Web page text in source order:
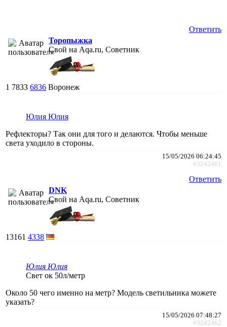
Ответить
Торопыжка
Свой на Aqa.ru, Советник
1 7833 6836 Воронеж
Юлия Юлия
Рефлекторы? Так они для того и делаются. Чтобы меньше
света уходило в стороны.
15/05/2026 06:24:45
#3242461
Ответить
DNK
Свой на Aqa.ru, Советник
13161 4338
Юлия Юлия
Свет ок 50л/метр
Около 50 чего именно на метр? Модель светильника можете
указать?
15/05/2026 07:48:27
#3242462